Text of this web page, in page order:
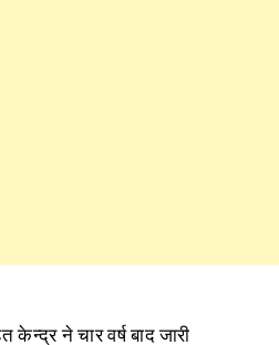
केन्द्र ने चार वर्ष बाद जारी